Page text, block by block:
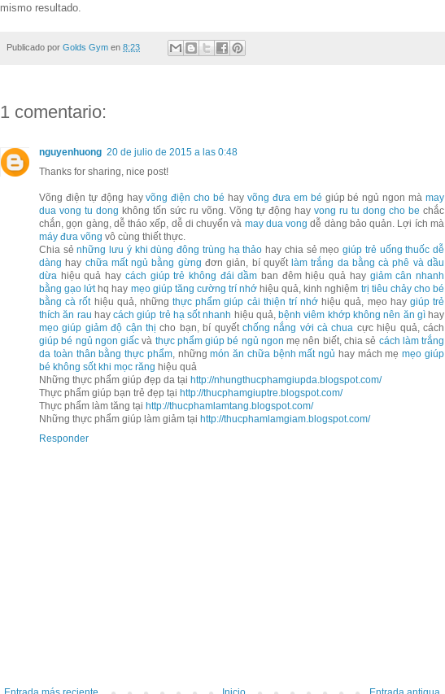
mismo resultado.
Publicado por Golds Gym en 8:23
1 comentario:
nguyenhuong 20 de julio de 2015 a las 0:48
Thanks for sharing, nice post!
Võng điện tự động hayvõng điện cho bé hay võng đưa em bé giúp bé ngủ ngon màmay
dua vong tu dong không tốn sức ru võng. Võng tự động hay vong ru tu dong cho be chắc
chắn, gọn gàng, dễ tháo xếp, dễ di chuyển và may dua vong dễ dàng bảo quản. Lợi ích mà
máy đưa võng vô cùng thiết thực.
Chia sẻnhững lưu ý khi dùng đông trùng hạ thảo hay chia sẻ mẹogiúp trẻ uống thuốc dễ
dàng hay chữa mất ngủ bằng gừng đơn giản, bí quyết làm trắng da bằng cà phê và dầu
dừa hiệu quả hay cách giúp trẻ không đái dầm ban đêm hiệu quả hay giảm cân nhanh
bằng gạo lứthq hay mẹo giúp tăng cường trí nhớ hiệu quả, kinh nghiệm trị tiêu chảy cho bé
bằng cà rốthiệu quả, nhữngthực phẩm giúp cải thiện trí nhớ hiệu quả, mẹo hay giúp trẻ
thích ăn rau haycách giúp trẻ hạ sốt nhanh hiệu quả, bệnh viêm khớp không nên ăn gìhay
mẹo giúp giảm độ cận thị cho bạn, bí quyết chống nắng với cà chua cực hiệu quả, cách
giúp bé ngủ ngon giấc và thực phẩm giúp bé ngủ ngon mẹ nên biết, chia sẻ cách làm trắng
da toàn thân bằng thực phẩm, nhữngmón ăn chữa bệnh mất ngủ hay mách mẹmẹo giúp
bé không sốt khi mọc răng hiệu quả
Những thực phẩm giúp đẹp da tại http://nhungthucphamgiupda.blogspot.com/
Thực phẩm giúp bạn trẻ đẹp tại http://thucphamgiuptre.blogspot.com/
Thực phẩm làm tăng tại http://thucphamlamtang.blogspot.com/
Những thực phẩm giúp làm giảm tại http://thucphamlamgiam.blogspot.com/
Responder